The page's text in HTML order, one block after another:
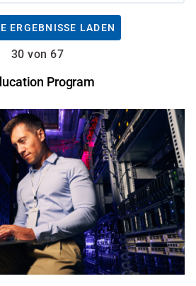
ERGEBNISSE LADEN
30 von 67
Program